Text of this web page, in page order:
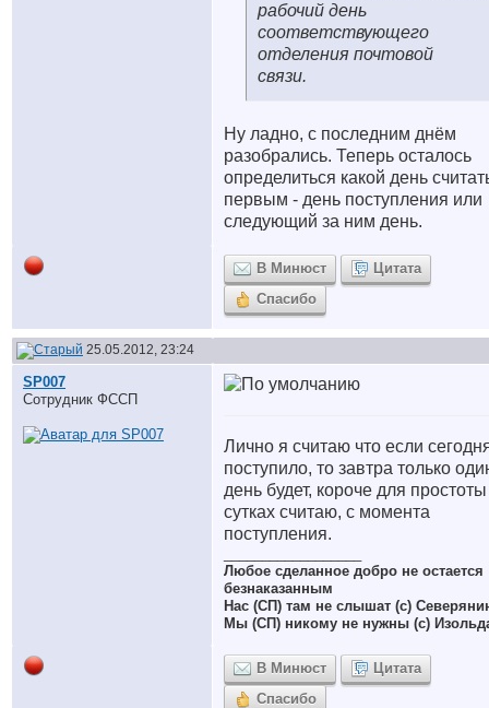
рабочий день
соответствующего
отделения почтовой
связи.
Ну ладно, с последним днём
разобрались. Теперь осталось
определиться какой день
первым - день поступления или
следующий за ним день.
В Минюст
Цитата
Спасибо
25.05.2012, 23:24
SP007
Сотрудник ФССП
Лично я считаю что если
поступило, то завтра только
день будет, короче для
сутках считаю, с момента
поступления.
Любое сделанное добро не остается
безнаказанным
Нас (СП) там не слышат (с)
Мы (СП) никому не нужны (с)
В Минюст
Цитата
Спасибо